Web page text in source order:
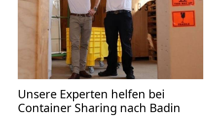
Unsere Experten helfen bei
Container Sharing nach Badin